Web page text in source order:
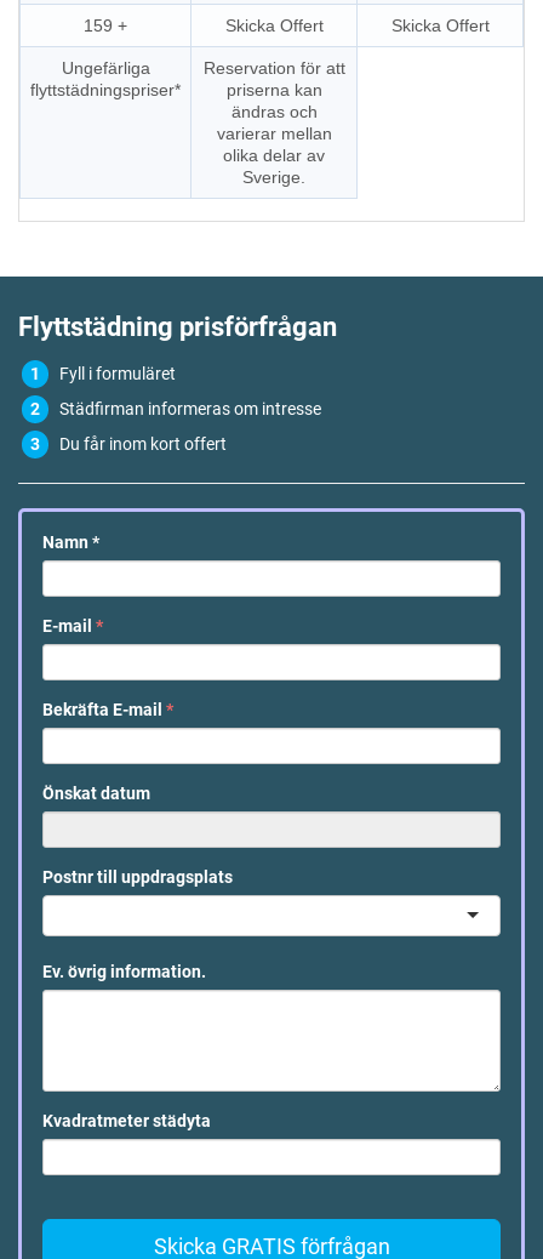
159 + Skicka Offert Skicka Offert
Ungefärliga
flyttstädningspriser*
Reservation för att
priserna kan
ändras och
varierar mellan
olika delar av
Sverige.
Flyttstädning prisförfrågan
Fyll i formuläret
Städfirman informeras om intresse
Du får inom kort offert
Namn *
E-mail *
Bekräfta E-mail *
Önskat datum
Postnr till uppdragsplats
Ev. övrig information.
Kvadratmeter städyta
Skicka GRATIS förfrågan